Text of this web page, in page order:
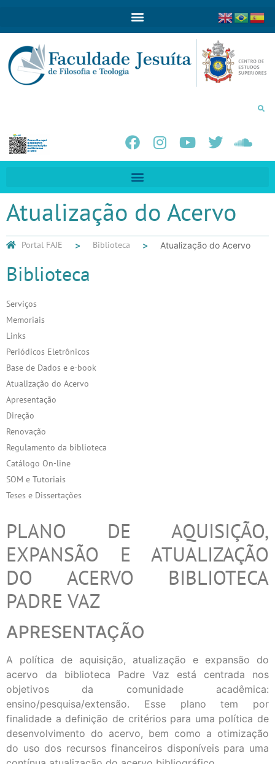
Atualização do Acervo
Portal FAJE Biblioteca Atualização do Acervo
Biblioteca
Serviços
Memoriais
Links
Periódicos Eletrônicos
Base de Dados e e-book
Atualização do Acervo
Apresentação
Direção
Renovação
Regulamento da biblioteca
Catálogo On-line
SOM e Tutoriais
Teses e Dissertações
PLANO DE AQUISIÇÃO,
EXPANSÃO E ATUALIZAÇÃO
DO ACERVO BIBLIOTECA
PADRE VAZ
APRESENTAÇÃO
A política de aquisição, atualização e expansão do
acervo da biblioteca Padre Vaz está centrada nos
objetivos da comunidade acadêmica:
ensino/pesquisa/extensão. Esse plano tem por
finalidade a definição de critérios para uma política de
desenvolvimento do acervo, bem como a otimização
do uso dos recursos financeiros disponíveis para uma